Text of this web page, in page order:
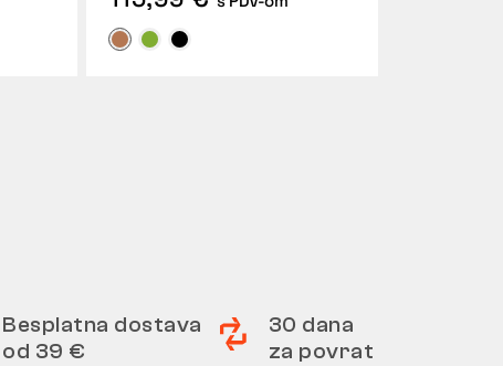
Besplatna dostava
od 39 €
30 dana
za povrat